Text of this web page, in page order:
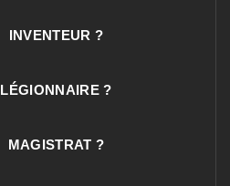
INVENTEUR ?
LÉGIONNAIRE ?
MAGISTRAT ?